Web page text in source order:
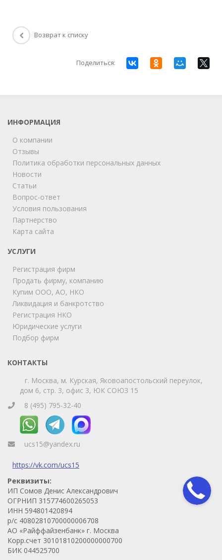
Возврат к списку
Поделиться:
ИНФОРМАЦИЯ
О компании
Отзывы
Политика обработки персональных данных
Новости
Статьи
Вопрос-ответ
Условия пользования
Партнерство
Карта сайта
УСЛУГИ
Регистрация фирм
Продать фирму, компанию
Купим ООО, АО, НКО
Ликвидация и банкротство
Регистрация НКО
Юридические услуги
Подбор фирм
КОНТАКТЫ
г. Москва, м. Курская, Яковоапостольский переулок,
дом 6, стр. 3, офис 3, ЮК СОЮЗ 15
8 (495) 795-32-40
ucs15@yandex.ru
https://vk.com/ucs15
Реквизиты:
ИП Сомов Денис Александрович
ОГРНИП 315774600265053
ИНН 594801420894
р/с 40802810700000006708
АО «Райффайзенбанк» г. Москва
Корр.счет 30101810200000000700
БИК 044525700
Мы на связи!
Позвоните нам или свяжитесь с нами через любой
удобный мессенджер!
Telegram